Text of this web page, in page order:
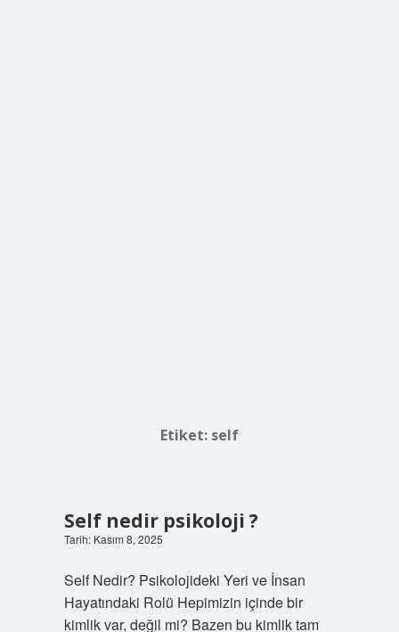
Etiket: self
Self nedir psikoloji ?
Tarih: Kasım 8, 2025
Self Nedir? Psikolojideki Yeri ve İnsan
Hayatındaki Rolü Hepimizin içinde bir
kimlik var, değil mi? Bazen bu kimlik tam